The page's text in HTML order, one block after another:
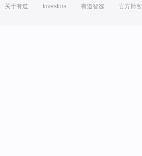
关于有道 Investors 有道智选 官方博客